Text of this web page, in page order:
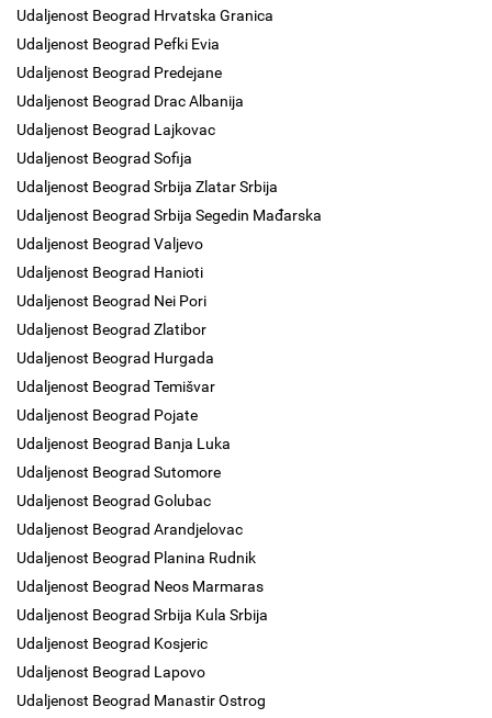
Udaljenost Beograd Hrvatska Granica
Udaljenost Beograd Pefki Evia
Udaljenost Beograd Predejane
Udaljenost Beograd Drac Albanija
Udaljenost Beograd Lajkovac
Udaljenost Beograd Sofija
Udaljenost Beograd Srbija Zlatar Srbija
Udaljenost Beograd Srbija Segedin Mađarska
Udaljenost Beograd Valjevo
Udaljenost Beograd Hanioti
Udaljenost Beograd Nei Pori
Udaljenost Beograd Zlatibor
Udaljenost Beograd Hurgada
Udaljenost Beograd Temišvar
Udaljenost Beograd Pojate
Udaljenost Beograd Banja Luka
Udaljenost Beograd Sutomore
Udaljenost Beograd Golubac
Udaljenost Beograd Arandjelovac
Udaljenost Beograd Planina Rudnik
Udaljenost Beograd Neos Marmaras
Udaljenost Beograd Srbija Kula Srbija
Udaljenost Beograd Kosjeric
Udaljenost Beograd Lapovo
Udaljenost Beograd Manastir Ostrog